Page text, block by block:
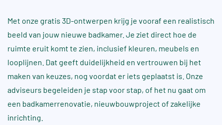
Met onze gratis 3D-ontwerpen krijg je vooraf een realistisch
beeld van jouw nieuwe badkamer. Je ziet direct hoe de
ruimte eruit komt te zien, inclusief kleuren, meubels en
looplijnen. Dat geeft duidelijkheid en vertrouwen bij het
maken van keuzes, nog voordat er iets geplaatst is. Onze
adviseurs begeleiden je stap voor stap, of het nu gaat om
een badkamerrenovatie, nieuwbouwproject of zakelijke
inrichting.